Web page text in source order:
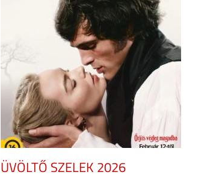
ÜVÖLTŐ SZELEK 2026